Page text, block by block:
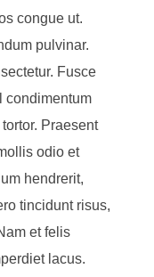
congue ut.
pulvinar.
Fusce
condimentum
Praesent
odio et
hendrerit,
tincidunt risus,
et felis
lacus.